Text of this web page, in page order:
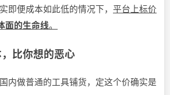
即便成本如此低的情况下， 平台上标价
面的生命线。
比你想的恶心
内做普通的工具铺货，定这个价确实是